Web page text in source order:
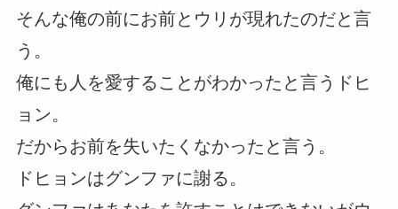
そんな俺の前にお前とウリが現れたのだと言
う。
俺にも人を愛することがわかったと言うドヒ
ョン。
だからお前を失いたくなかったと言う。
ドヒョンはグンファに謝る。